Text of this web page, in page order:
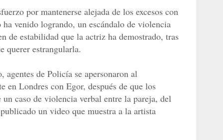
por mantenerse alejada de los excesos con
venido logrando, un escándalo de violencia
de estabilidad que la actriz ha demostrado, tras
querer estrangularla.
agentes de Policía se apersonaron al
en Londres con Egor, después de que los
caso de violencia verbal entre la pareja, del
un video que muestra a la artista